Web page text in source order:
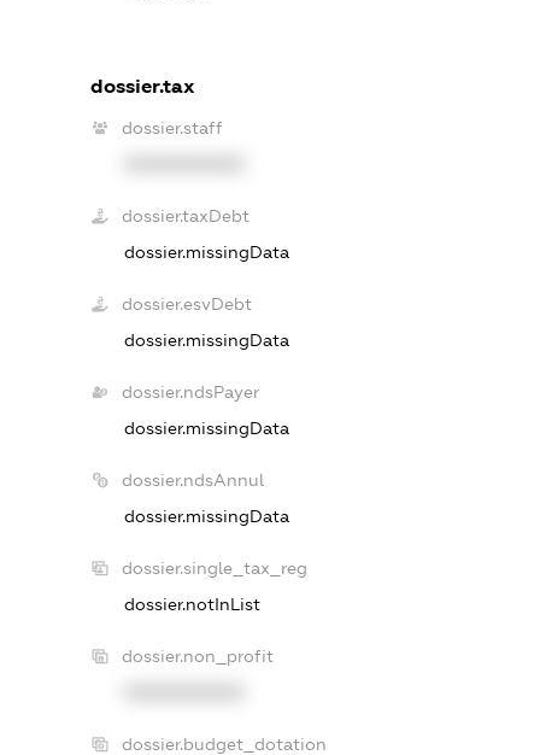
dossier.tax
dossier.staff
dossier.taxDebt
dossier.missingData
dossier.esvDebt
dossier.missingData
dossier.ndsPayer
dossier.missingData
dossier.ndsAnnul
dossier.missingData
dossier.single_tax_reg
dossier.notInList
dossier.non_profit
dossier.budget_dotation